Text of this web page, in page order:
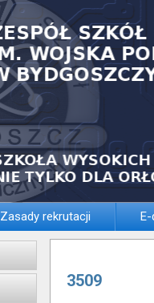
Zasady rekrutacji
3509